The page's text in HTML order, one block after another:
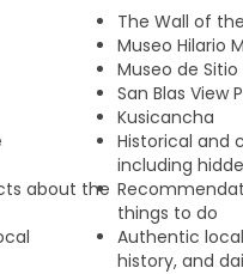
privadas u horarios
que podamos ponernos
espíritu de la ciudad de
cultura y buen rollo.
The Wall of
Museo Hilario
Museo de
San Blas View
Kusicancha
Historical and
including
about the
things to do
Authentic
history, and